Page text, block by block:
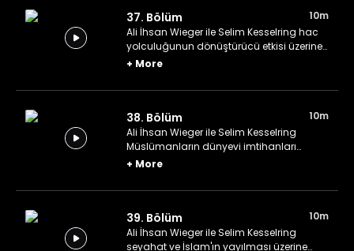
37. Bölüm
10m
Ali İhsan Wieger ile Selim Kesselring hac
yolculuğunun dönüştürücü etkisi üzerine
konuşuyor.
+ More
38. Bölüm
10m
Ali İhsan Wieger ile Selim Kesselring
Müslümanların dünyevi imtihanları
üzerine konuşuyor.
+ More
39. Bölüm
10m
Ali İhsan Wieger ile Selim Kesselring
seyahat ve İslam'ın yayılması üzerine